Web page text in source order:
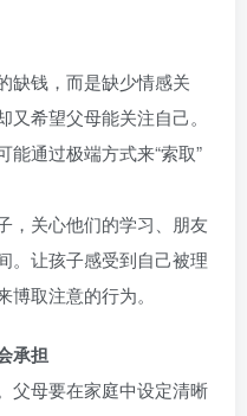
缺钱，而是缺少情感关
希望父母能关注自己。
通过极端方式来“索取”
，关心他们的学习、朋友
。让孩子感受到自己被理
取注意的行为。
承担
父母要在家庭中设定清晰